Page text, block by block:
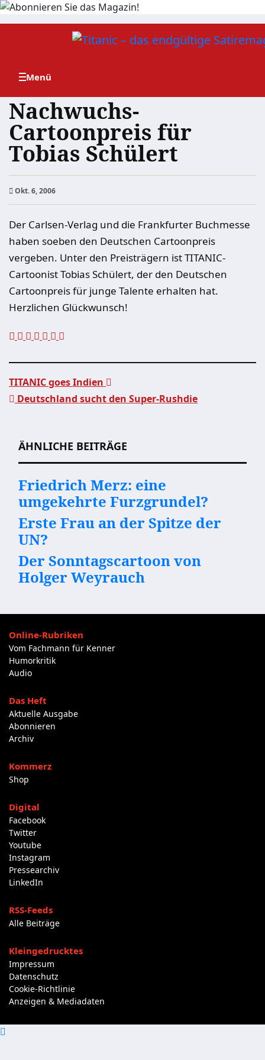
Zum
Nachwuchs-
Cartoonpreis für
Tobias Schülert
Okt. 6, 2006
Der Carlsen-Verlag und die Frankfurter Buchmesse
haben soeben den Deutschen Cartoonpreis
vergeben. Unter den Preisträgern ist TITANIC-
Cartoonist Tobias Schülert, der den Deutschen
Cartoonpreis für junge Talente erhalten hat.
Herzlichen Glückwunsch!
TITANIC goes Indien
Deutschland sucht den Super-Rushdie
ÄHNLICHE BEITRÄGE
Friedrich Merz: eine
umgekehrte Furzgrundel?
Erste Frau an der Spitze der
UN?
Der Sonntagscartoon von
Holger Weyrauch
Online-Rubriken
Vom Fachmann für Kenner
Humorkritik
Audio
Das Heft
Aktuelle Ausgabe
Abonnieren
Archiv
Kommerz
Shop
Digital
Facebook
Twitter
Youtube
Instagram
Pressearchiv
LinkedIn
RSS-Feeds
Alle Beiträge
Kleingedrucktes
Impressum
Datenschutz
Cookie-Richtlinie
Anzeigen & Mediadaten